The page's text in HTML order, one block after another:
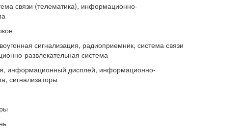
связи (телематика), информационно-
сигнализация, радиоприемник, система связи
развлекательная система
информационный дисплей, информационно-
сигнализаторы